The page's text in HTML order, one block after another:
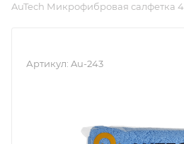
AuTech Микрофибровая салфетка
Артикул: Au-243